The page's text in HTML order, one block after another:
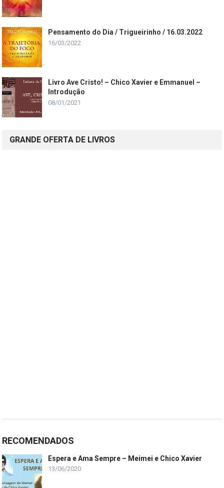
Pensamento do Dia / Trigueirinho / 16.03.2022
16/03/2022
Livro Ave Cristo! – Chico Xavier e Emmanuel –
Introdução
08/01/2021
GRANDE OFERTA DE LIVROS
RECOMENDADOS
Espera e Ama Sempre – Meimei e Chico Xavier
13/06/2020